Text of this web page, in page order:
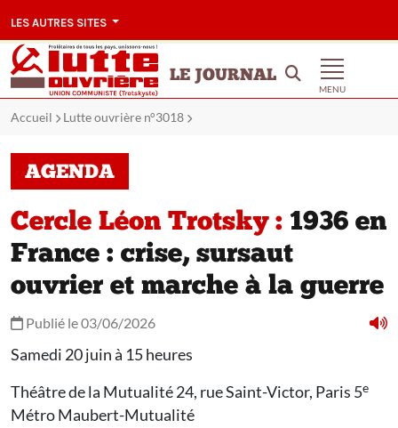
LES AUTRES SITES
LE JOURNAL
MENU
Accueil Lutte ouvrière n°3018
AGENDA
Cercle Léon Trotsky : 1936 en
France : crise, sursaut
ouvrier et marche à la guerre
Publié le 03/06/2026
Samedi 20 juin à 15 heures
Théâtre de la Mutualité 24, rue Saint-Victor, Paris 5e
Métro Maubert-Mutualité